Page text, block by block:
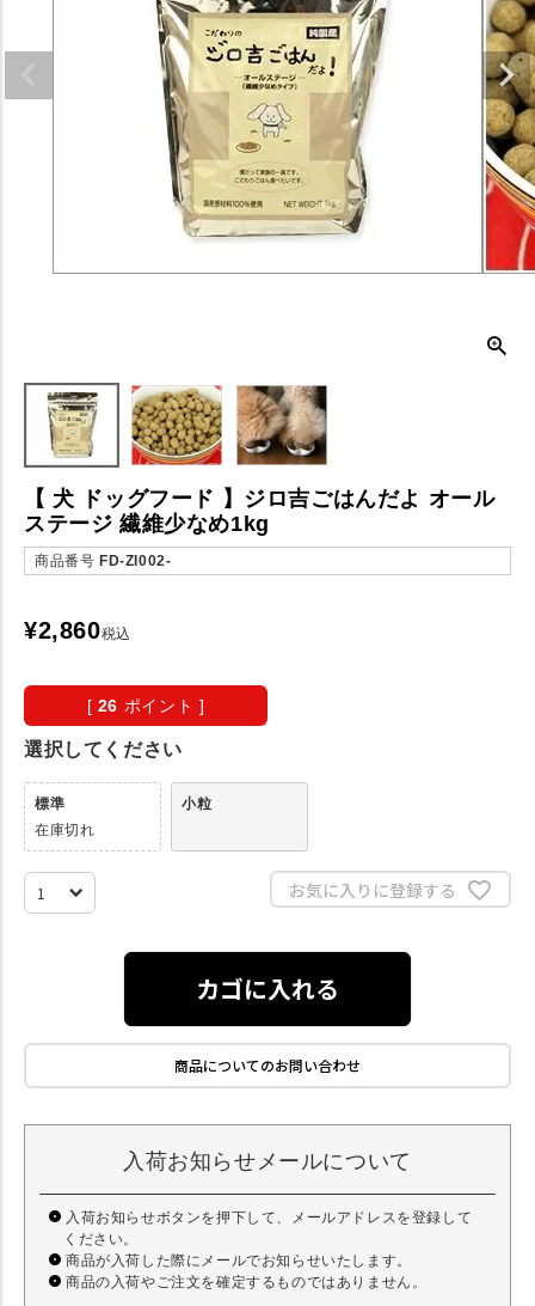
【 犬 ドッグフード 】ジロ吉ごはんだよ オール
ステージ 繊維少なめ1kg
商品番号 FD-ZI002-
¥2,860税込
[ 26 ポイント ]
選択してください
標準
在庫切れ
小粒
お気に入りに登録する
カゴに入れる
商品についてのお問い合わせ
入荷お知らせメールについて
入荷お知らせボタンを押下して、メールアドレスを登録して
ください。
商品が入荷した際にメールでお知らせいたします。
商品の入荷やご注文を確定するものではありません。